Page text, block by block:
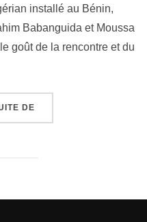
installé au Bénin,
Babanguida et Moussa
goût de la rencontre et du
DE